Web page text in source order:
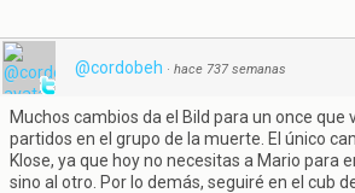
@cordobeh · hace 737 semanas
Muchos cambios da el Bild para un once que
partidos en el grupo de la muerte. El único
Klose, ya que hoy no necesitas a Mario para
sino al otro. Por lo demás, seguiré en el cub